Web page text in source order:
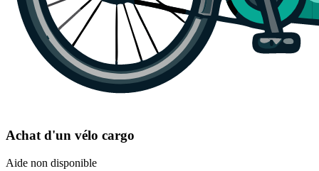
Achat d'un vélo cargo
Aide non disponible